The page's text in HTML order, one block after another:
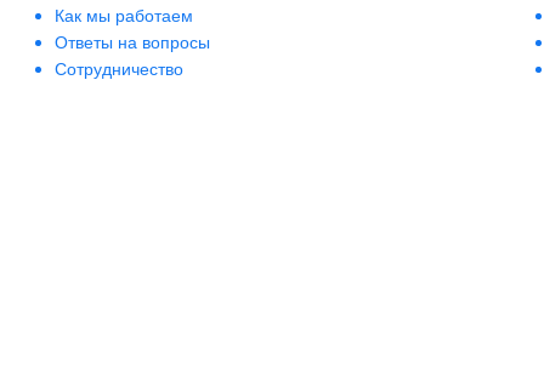
Как мы работаем
Ответы на вопросы
Сотрудничество